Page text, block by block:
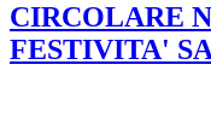
CIRCOLARE
FESTIVITA'